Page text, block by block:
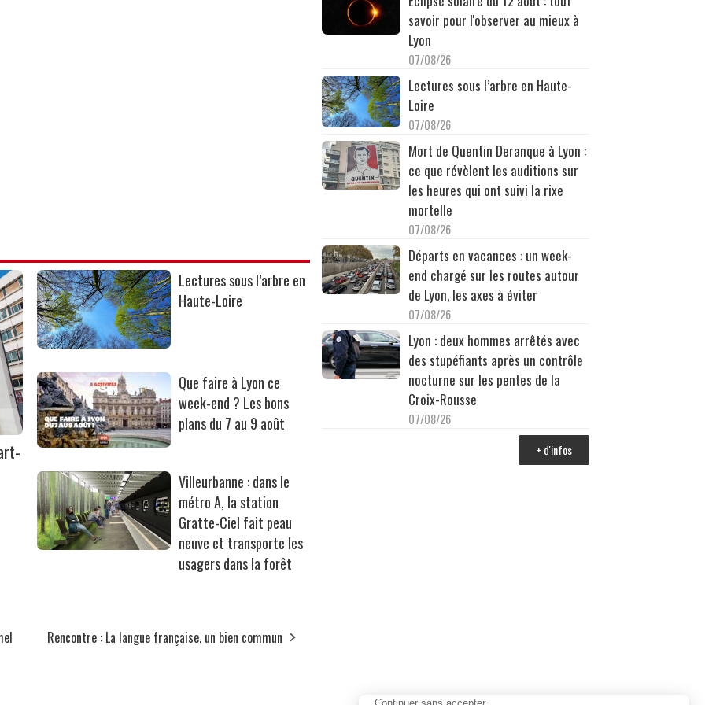
Lectures sous l’arbre en
Haute-Loire
Que faire à Lyon ce
week-end ? Les bons
plans du 7 au 9 août
Villeurbanne : dans le
métro A, la station
Gratte-Ciel fait peau
neuve et transporte les
usagers dans la forêt
Rencontre : La langue française, un bien commun
savoir pour l'observer au mieux à
Lyon
07/08/26
Lectures sous l’arbre en Haute-
Loire
07/08/26
Mort de Quentin Deranque à Lyon :
ce que révèlent les auditions sur
les heures qui ont suivi la rixe
mortelle
07/08/26
Départs en vacances : un week-
end chargé sur les routes autour
de Lyon, les axes à éviter
07/08/26
Lyon : deux hommes arrêtés avec
des stupéfiants après un contrôle
nocturne sur les pentes de la
Croix-Rousse
07/08/26
+ d'infos